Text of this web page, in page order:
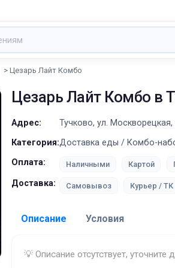
Цезарь Лайт Комбо
Цезарь Лайт Комбо в
Адрес: Тучково, ул.
Категория:Доставка еды / Комбо-
Оплата:
Наличными Картой
Доставка: Самовывоз Курьер / ТК
Описание Условия
💡 Описание отсутствует,
Доставка: